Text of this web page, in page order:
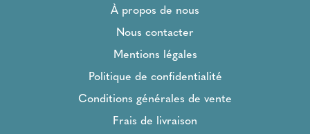
À propos de nous
Nous contacter
Mentions légales
Politique de confidentialité
Conditions générales de vente
Frais de livraison